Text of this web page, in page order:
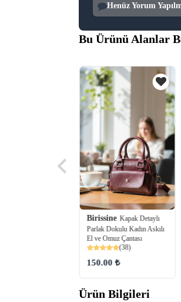
Henüz Yorum
Bu Ürünü Alanlar
Birissine Kapak Detaylı
Parlak Dokulu Kadın Askılı
El ve Omuz Çantası
(38)
150.00 ₺
Ürün Bilgileri